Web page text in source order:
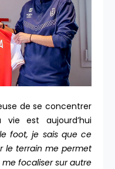
de se concentrer
est aujourd’hui
foot, je sais que ce
le terrain me permet
focaliser sur autre